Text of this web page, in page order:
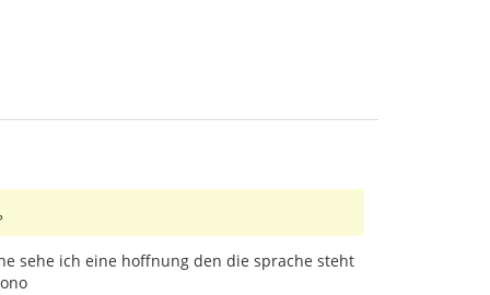
sehe ich eine hoffnung den die sprache steht